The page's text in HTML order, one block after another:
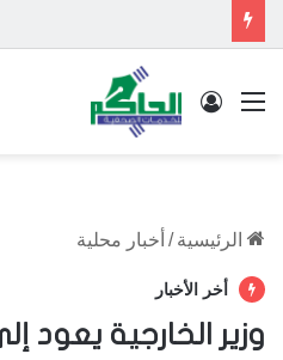
القائمة تسجيل الدخول
الرئيسية / أخبار محلية
أخر الأخبار
وزير الخارجية يعود